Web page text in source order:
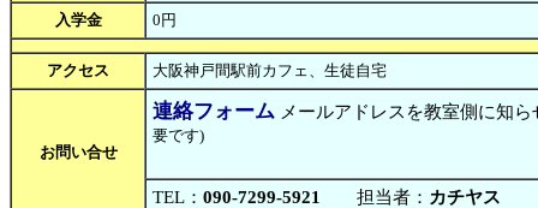
入学金
0円
アクセス 大阪神戸間駅前カフェ、生徒自宅
お問い合せ
連絡フォーム メールアドレスを教室側に知
要です)
TEL： 090-7299-5921 担当者： カチヤス